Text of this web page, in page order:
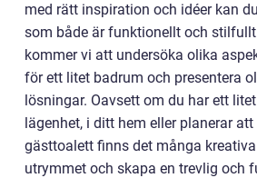
med rätt inspiration och idéer kan
som både är funktionellt och
kommer vi att undersöka olika
för ett litet badrum och presentera
lösningar. Oavsett om du har ett
lägenhet, i ditt hem eller planerar att
gästtoalett finns det många
utrymmet och skapa en trevlig och